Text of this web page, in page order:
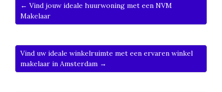
← Vind jouw ideale huurwoning met een NVM
Makelaar
Vind uw ideale winkelruimte met een ervaren winkel
makelaar in Amsterdam →